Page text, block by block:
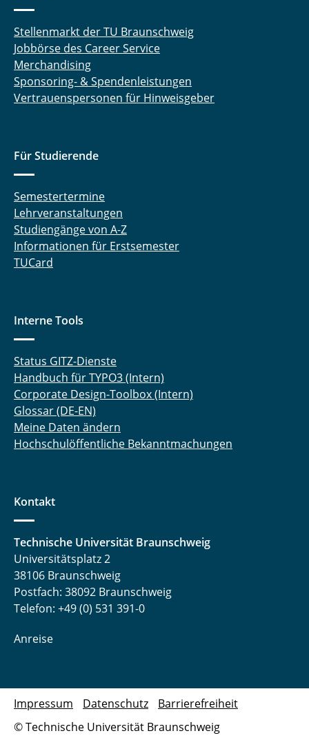
Stellenmarkt der TU Braunschweig
Jobbörse des Career Service
Merchandising
Sponsoring- & Spendenleistungen
Vertrauenspersonen für Hinweisgeber
Für Studierende
Semestertermine
Lehrveranstaltungen
Studiengänge von A-Z
Informationen für Erstsemester
TUCard
Interne Tools
Status GITZ-Dienste
Handbuch für TYPO3 (Intern)
Corporate Design-Toolbox (Intern)
Glossar (DE-EN)
Meine Daten ändern
Hochschulöffentliche Bekanntmachungen
Kontakt
Technische Universität Braunschweig
Universitätsplatz 2
38106 Braunschweig
Postfach: 38092 Braunschweig
Telefon: +49 (0) 531 391-0
Anreise
© Technische Universität Braunschweig
Impressum Datenschutz Barrierefreiheit